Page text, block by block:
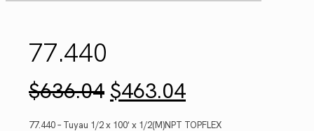
77.440
$636.04 Le
prix
initial
$463.04Le
prix
actuel
77.440 – Tuyau 1/2 x 100′ x 1/2(M)NPT TOPFLEX